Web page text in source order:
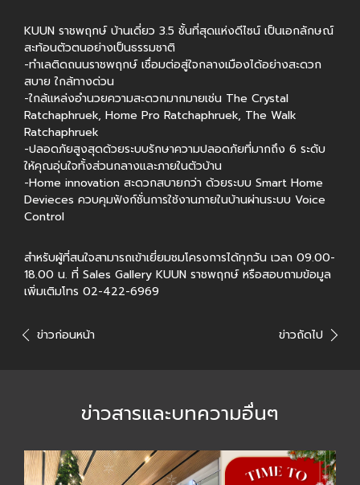
KUUN ราชพฤกษ์ บ้านเดี่ยว 3.5 ชั้นที่สุดแห่งดีไซน์ เป็นเอกลักษณ์
สะท้อนตัวตนอย่างเป็นธรรมชาติ
-ทำเลติดถนนราชพฤกษ์ เชื่อมต่อสู่ใจกลางเมืองได้อย่างสะดวก
สบาย ใกล้ทางด่วน
-ใกล้แหล่งอำนวยความสะดวกมากมายเช่น The Crystal
Ratchaphruek, Home Pro Ratchaphruek, The Walk
Ratchaphruek
-ปลอดภัยสูงสุดด้วยระบบรักษาความปลอดภัยที่มากถึง 6 ระดับ
ให้คุณอุ่นใจทั้งส่วนกลางและภายในตัวบ้าน
-Home innovation สะดวกสบายกว่า ด้วยระบบ Smart Home
Devieces ควบคุมฟังก์ชั่นการใช้งานภายในบ้านผ่านระบบ Voice
Control
สำหรับผู้ที่สนใจสามารถเข้าเยี่ยมชมโครงการได้ทุกวัน เวลา 09.00-
18.00 น. ที่ Sales Gallery KUUN ราชพฤกษ์ หรือสอบถามข้อมูล
เพิ่มเติมโทร 02-422-6969
ข่าวก่อนหน้า ข่าวถัดไป
ข่าวสารและบทความอื่นๆ